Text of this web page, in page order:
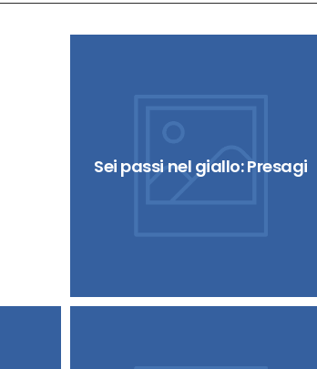
Sei passi nel giallo: Presagi